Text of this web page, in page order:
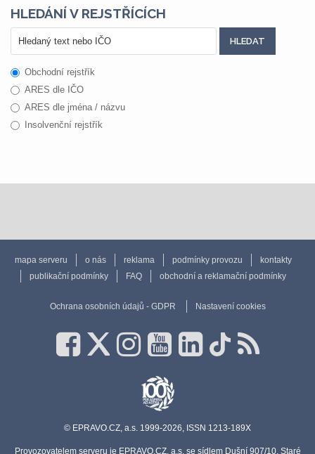
HLEDÁNÍ V REJSTŘÍCÍCH
Obchodní rejstřík
ARES dle IČO
ARES dle jména / názvu
Insolvenční rejstřík
mapa serveru o nás reklama podmínky provozu
kontakty
publikační podmínky
FAQ obchodní a reklamační podmínky
Ochrana osobních údajů - GDPR Nastavení cookies
© EPRAVO.CZ, a.s. 1999-2026, ISSN 1213-189X
Provozovatelem serveru je EPRAVO.CZ, a.s. se sídlem Dušní 907/10, Staré